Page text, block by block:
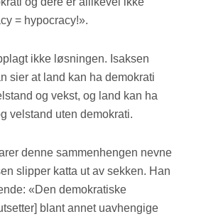
= hypocracy!».
ikke løsningen. Isaksen
sier at land kan ha demokrati
og vekst, og land kan ha
velstand uten demokrati.
denne sammenhengen nevne
slipper katta ut av sekken. Han
«Den demokratiske
blant annet uavhengige